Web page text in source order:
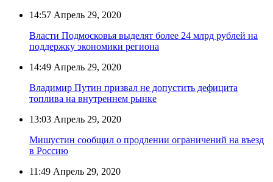
14:57 Апрель 29, 2020
Власти Подмосковья выделят более 24 млрд рублей на
поддержку экономики региона
14:49 Апрель 29, 2020
Владимир Путин призвал не допустить дефицита
топлива на внутреннем рынке
13:03 Апрель 29, 2020
Мишустин сообщил о продлении ограничений на въезд
в Россию
11:49 Апрель 29, 2020